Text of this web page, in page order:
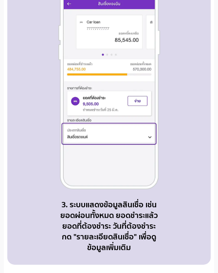
3. ระบบแสดงข้อมูลสินเชื่อ เช่น
ยอดผ่อนทั้งหมด ยอดชำระแล้ว
ยอดที่ต้องชำระ วันที่ต้องชำระ
กด "รายละเอียดสินเชื่อ" เพื่อดู
ข้อมูลเพิ่มเติม